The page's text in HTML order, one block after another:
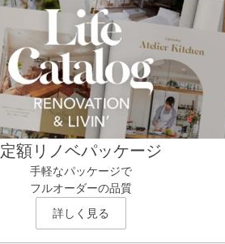
定額リノベパッケージ
手軽なパッケージで
フルオーダーの品質
詳しく見る